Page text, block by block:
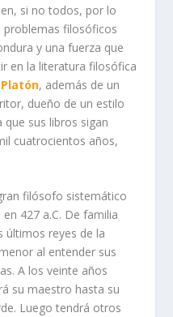
si no todos, por lo
problemas filosóficos
y una fuerza que
en la literatura filosófica
Platón, además de un
dueño de un estilo
sus libros sigan
cuatrocientos años,
filósofo sistemático
427 a.C. De familia
últimos reyes de la
al entender sus
A los veinte años
su maestro hasta su
Luego tendrá otros